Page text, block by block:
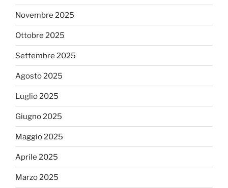
Novembre 2025
Ottobre 2025
Settembre 2025
Agosto 2025
Luglio 2025
Giugno 2025
Maggio 2025
Aprile 2025
Marzo 2025